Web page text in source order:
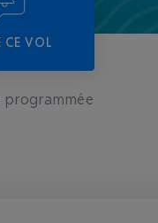
CE VOL